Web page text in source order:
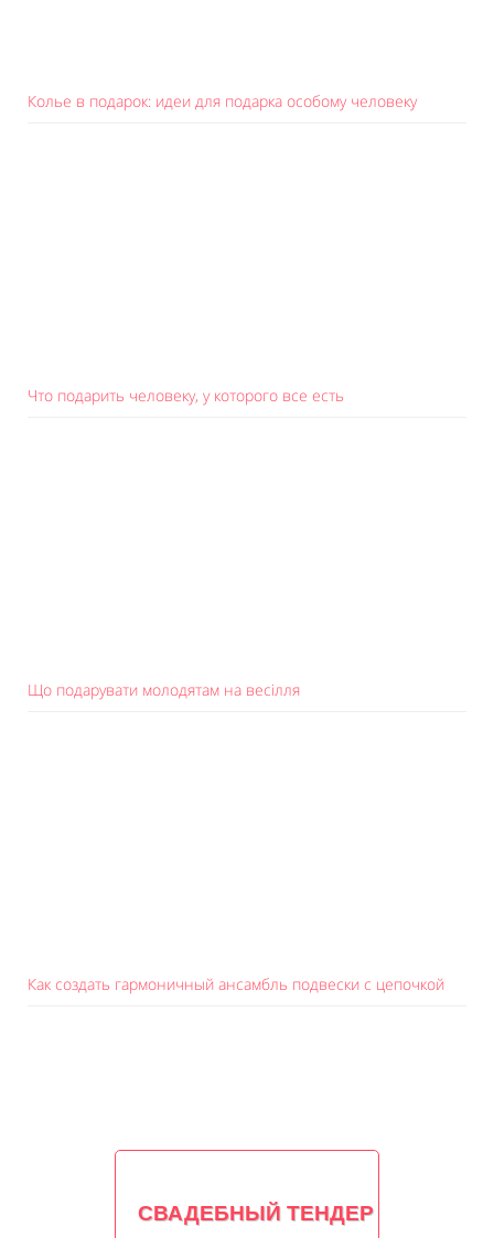
Колье в подарок: идеи для подарка особому человеку
Что подарить человеку, у которого все есть
Що подарувати молодятам на весілля
Как создать гармоничный ансамбль подвески с цепочкой
СВАДЕБНЫЙ ТЕНДЕР